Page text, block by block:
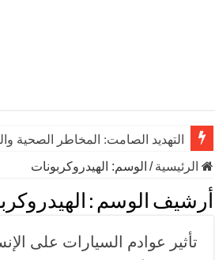
التهديد الصامت: المخاطر الصحية
الرئيسية/ الوسم: الهيدروكربونات
أرشيف الوسم :
تأثير عوادم السيارات على